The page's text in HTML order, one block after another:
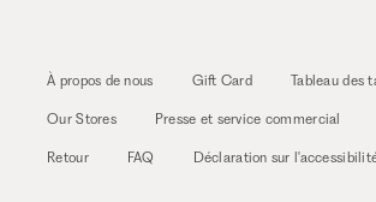
À propos de nous Gift Card Tableau des
Our Stores Presse et service commercial
Retour FAQ Déclaration sur